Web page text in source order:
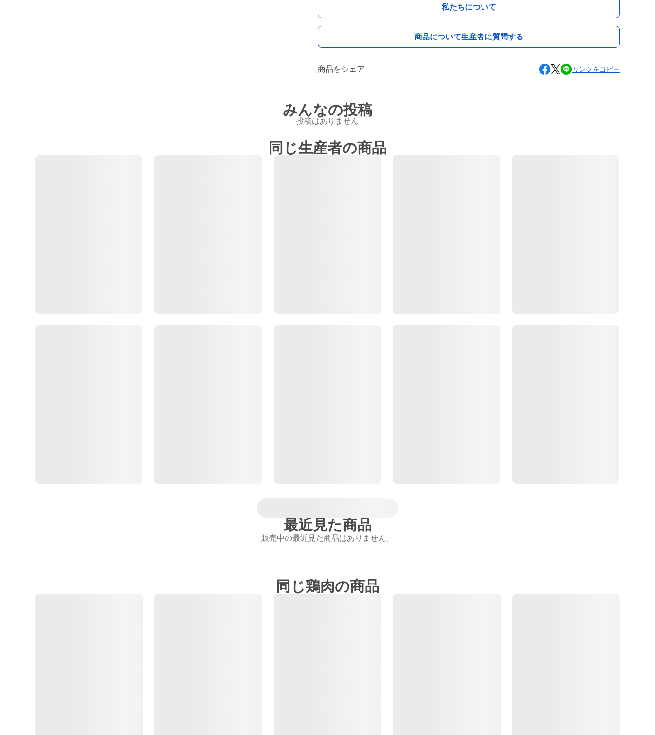
私たちについて
商品について生産者に質問する
商品をシェア リンクをコピー
みんなの投稿
投稿はありません
同じ生産者の商品
最近見た商品
販売中の最近見た商品はありません。
同じ鶏肉の商品